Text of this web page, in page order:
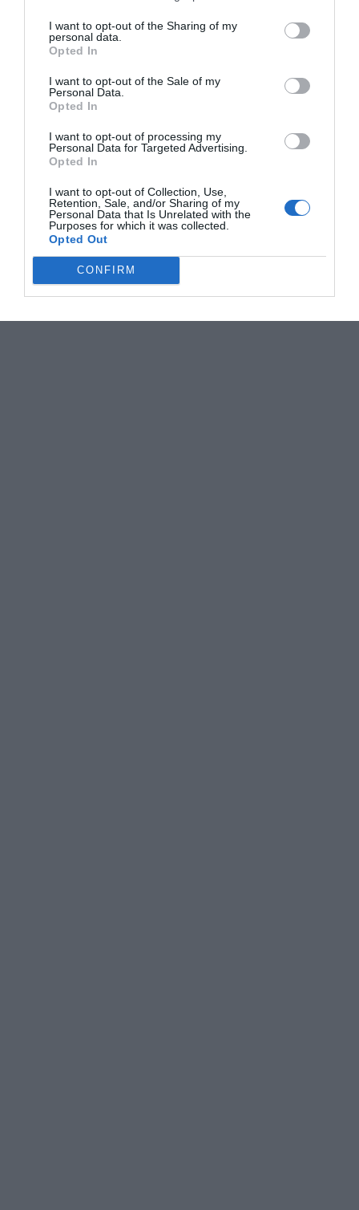
I want to opt-out of the Sharing of my
personal data.
Opted In
I want to opt-out of the Sale of my
Personal Data.
Opted In
I want to opt-out of processing my
Personal Data for Targeted Advertising.
Opted In
I want to opt-out of Collection, Use,
Retention, Sale, and/or Sharing of my
Personal Data that Is Unrelated with the
Purposes for which it was collected.
Opted Out
CONFIRM